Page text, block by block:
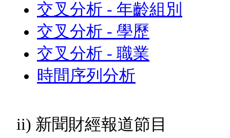
交叉分析 - 年齡組別
交叉分析 - 學歷
交叉分析 - 職業
時間序列分析
ii) 新聞財經報道節目